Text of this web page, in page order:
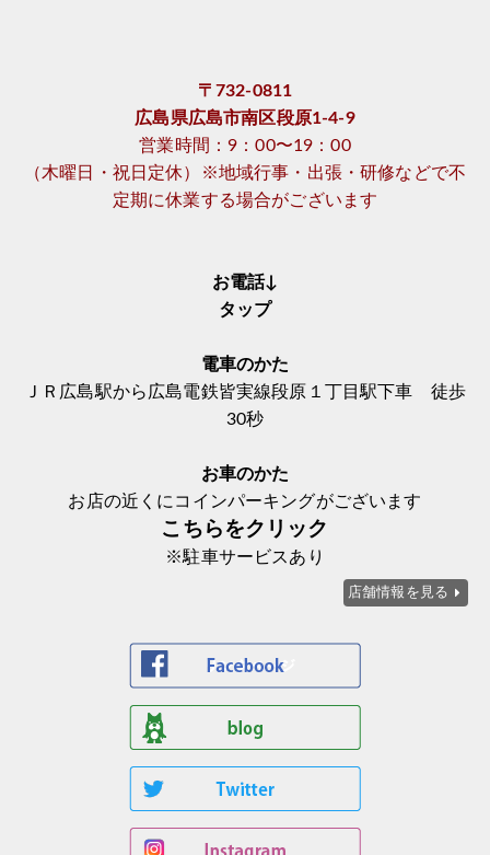
〒732-0811
広島県広島市南区段原1-4-9
営業時間：9：00〜19：00
（木曜日・祝日定休）※地域行事・出張・研修などで不
定期に休業する場合がございます
お電話↓
タップ
電車のかた
ＪＲ広島駅から広島電鉄皆実線段原１丁目駅下車 徒歩
30秒
お車のかた
お店の近くにコインパーキングがございます
こちらをクリック
※駐車サービスあり
店舗情報を見る